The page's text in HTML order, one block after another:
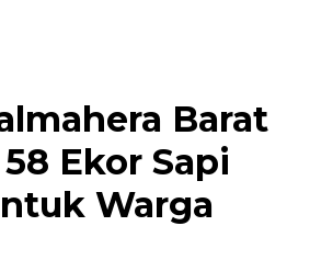
Barat
Ekor Sapi
Warga